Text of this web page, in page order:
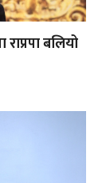
बलियो